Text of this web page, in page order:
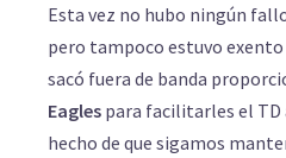
Esta vez no hubo ningún
pero tampoco estuvo exento
sacó fuera de banda
Eagles para facilitarles el TD
hecho de que sigamos